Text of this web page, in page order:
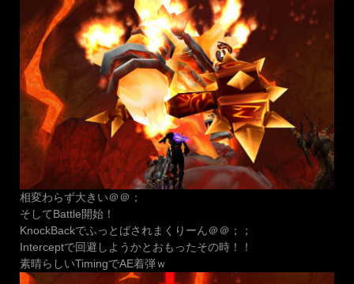
相変わらず大きい＠＠；
そしてBattle開始！
KnockBackでふっとばされまくりーん＠＠；；
Interceptで回避しようかとおもったその時！！
素晴らしいTimingでAE着弾ｗ